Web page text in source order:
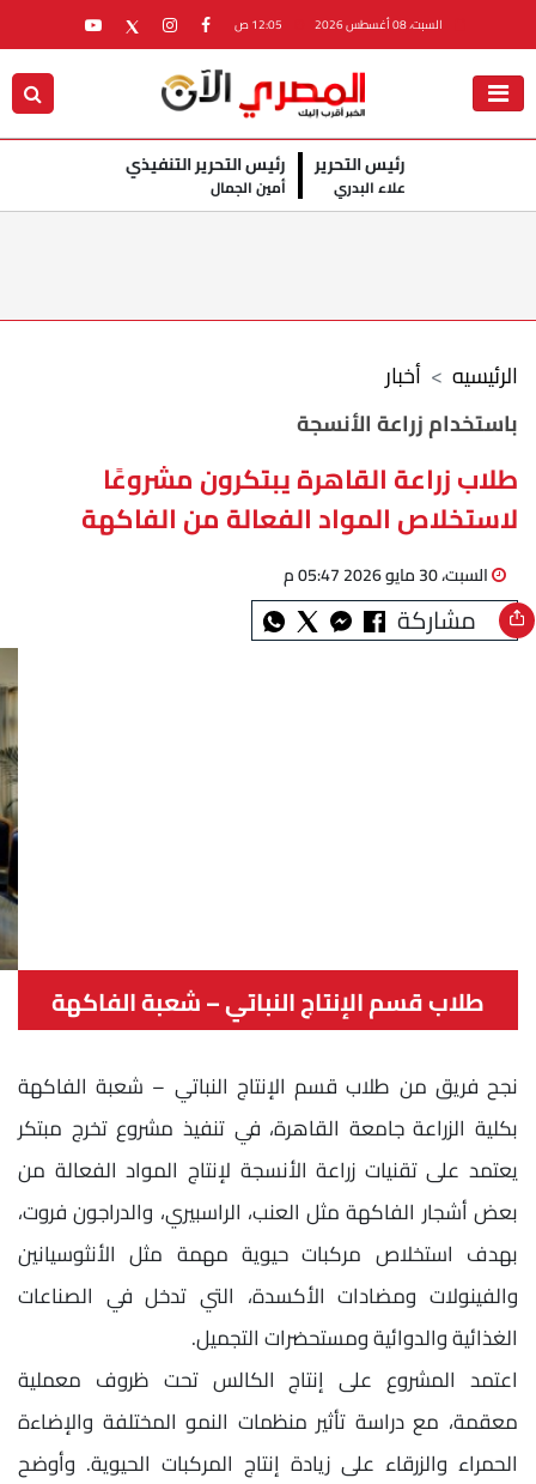
السبت، 08 أغسطس 2026
رئيس التحرير
علاء البدري
رئيس التحرير التنفيذي
أمين الجمال
أخبار
الرئيسيه
باستخدام زراعة الأنسجة
طلاب زراعة القاهرة يبتكرون مشروعًا
لاستخلاص المواد الفعالة من الفاكهة
السبت، 30 مايو 2026 05:47 م
مشاركة
طلاب قسم الإنتاج النباتي – شعبة الفاكهة
بكلية الزراعة جامعة القاهرة
نجح فريق من طلاب قسم الإنتاج النباتي – شعبة الفاكهة
بكلية الزراعة جامعة القاهرة، في تنفيذ مشروع تخرج مبتكر
يعتمد على تقنيات زراعة الأنسجة لإنتاج المواد الفعالة من
بعض أشجار الفاكهة مثل العنب، الراسبيري، والدراجون فروت،
بهدف استخلاص مركبات حيوية مهمة مثل الأنثوسيانين
والفينولات ومضادات الأكسدة، التي تدخل في الصناعات
الغذائية والدوائية ومستحضرات التجميل.
اعتمد المشروع على إنتاج الكالس تحت ظروف معملية
معقمة، مع دراسة تأثير منظمات النمو المختلفة والإضاءة
الحمراء والزرقاء على زيادة إنتاج المركبات الحيوية. وأوضح